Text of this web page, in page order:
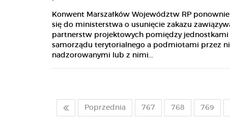
Konwent Marszałków Województw RP
się do ministerstwa o usunięcie zakazu
partnerstw projektowych pomiędzy jednostkami
samorządu terytorialnego a podmiotami przez
nadzorowanymi lub z nimi...
Poprzednia 767 768 769